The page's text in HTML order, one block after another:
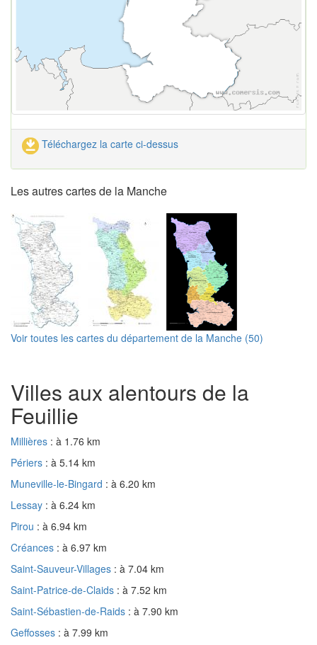
Téléchargez la carte ci-dessus
Les autres cartes de la Manche
Voir toutes les cartes du département de la Manche (50)
Villes aux alentours de la
Feuillie
Millières : à 1.76 km
Périers : à 5.14 km
Muneville-le-Bingard : à 6.20 km
Lessay : à 6.24 km
Pirou : à 6.94 km
Créances : à 6.97 km
Saint-Sauveur-Villages : à 7.04 km
Saint-Patrice-de-Claids : à 7.52 km
Saint-Sébastien-de-Raids : à 7.90 km
Geffosses : à 7.99 km